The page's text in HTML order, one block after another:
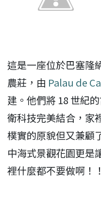
這是一座位於巴塞隆
農莊，由 Palau de
建。他們將 18 世紀
衛科技完美結合，家
樸實的原貌但又兼顧
中海式景觀花園更是
裡什麼都不要做啊！！